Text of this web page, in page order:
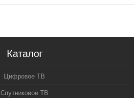
Каталог
Цифровое ТВ
Спутниковое ТВ